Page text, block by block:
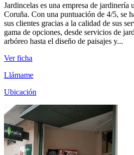
Jardincelas es una empresa de jardinería
Coruña. Con una puntuación de 4/5, se
sus clientes gracias a la calidad de sus
gama de opciones, desde servicios de
arbóreo hasta el diseño de paisajes y...
Ver ficha
Llámame
Ubicación